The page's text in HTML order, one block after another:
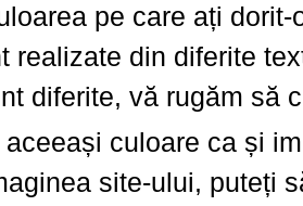
pe care ați
realizate din diferite
diferite, vă rugăm să
aceeași culoare ca și
site-ului, puteți